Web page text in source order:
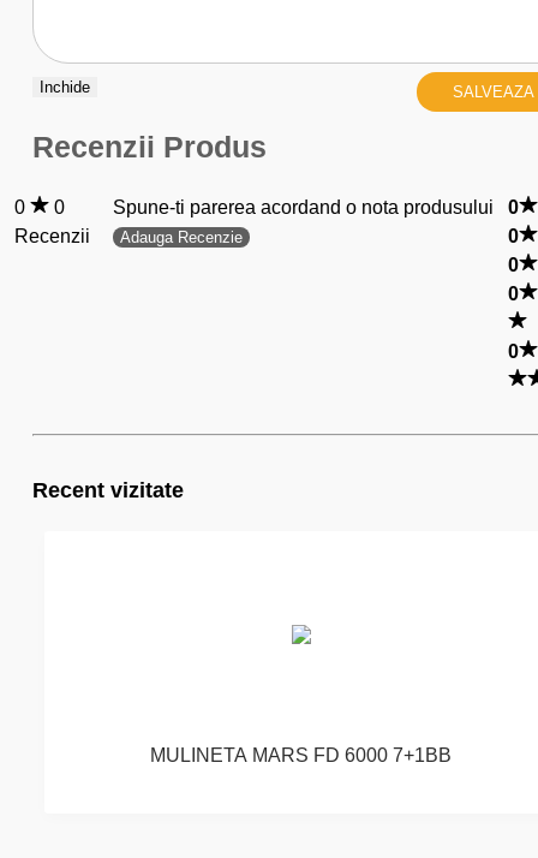
SALVEAZA
Inchide
Recenzii Produs
0
0
Recenzii
Spune-ti parerea acordand o nota produsului
Adauga Recenzie
0
0
0
0
0
Recent vizitate
MULINETA MARS FD 6000 7+1BB